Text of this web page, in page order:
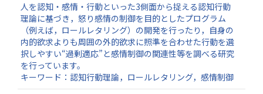
人を認知・感情・行動といった3側面から捉える認知行動
理論に基づき，怒り感情の制御を目的としたプログラム
（例えば，ロールレタリング）の開発を行ったり，自身の
内的欲求よりも周囲の外的欲求に照準を合わせた行動を選
択しやすい“過剰適応”と感情制御の関連性等を調べる研究
を行っています。
キーワード：認知行動理論，ロールレタリング，感情制御